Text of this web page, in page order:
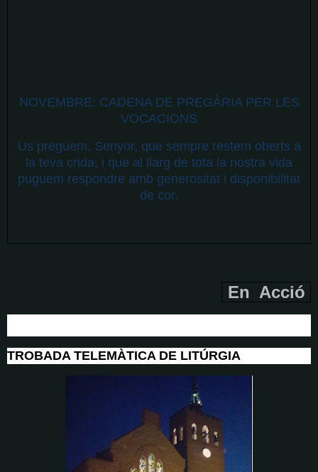
NOVEMBRE: CADENA DE PREGÀRIA PER LES
VOCACIONS
Us preguem, Senyor, que sempre restem oberts a
la teva crida, i que al llarg de tota la nostra vida
puguem respondre amb generositat i disponibilitat
de cor.
En Acció
TROBADA TELEMÀTICA DE LITÚRGIA